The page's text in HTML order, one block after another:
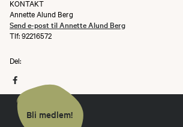
KONTAKT
Annette Alund Berg
Send e-post til Annette Alund Berg
Tlf: 92216572
Del:
Bli medlem!